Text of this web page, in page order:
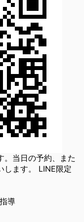
。当日の予約、また
します。 LINE限定
導